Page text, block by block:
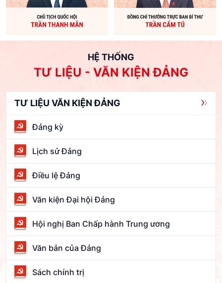
HỆ THỐNG
TƯ LIỆU - VĂN KIỆN ĐẢNG
TƯ LIỆU VĂN KIỆN ĐẢNG
Đảng kỳ
Lịch sử Đảng
Điều lệ Đảng
Văn kiện Đại hội Đảng
Hội nghị Ban Chấp hành Trung ương
Văn bản của Đảng
Sách chính trị